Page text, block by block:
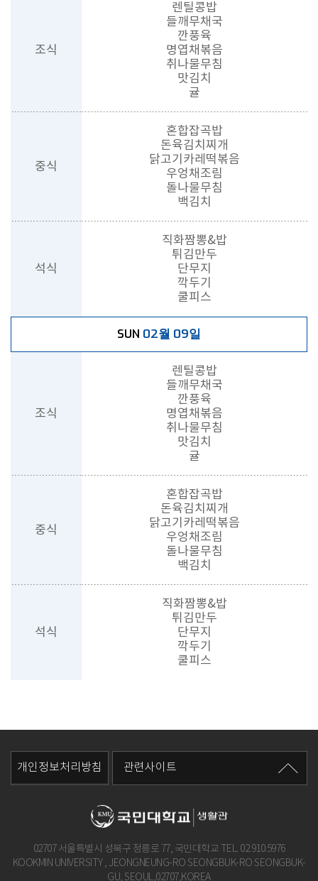
조식
렌틸콩밥
들깨무채국
깐풍육
명엽채볶음
취나물무침
맛김치
귤
중식
혼합잡곡밥
돈육김치찌개
닭고기카레떡볶음
우엉채조림
돌나물무침
백김치
석식
직화짬뽕&밥
튀김만두
단무지
깍두기
쿨피스
SUN 02월 09일
조식
렌틸콩밥
들깨무채국
깐풍육
명엽채볶음
취나물무침
맛김치
귤
중식
혼합잡곡밥
돈육김치찌개
닭고기카레떡볶음
우엉채조림
돌나물무침
백김치
석식
직화짬뽕&밥
튀김만두
단무지
깍두기
쿨피스
02707 서울특별시 성북구 정릉로 77, 국민대학교 TEL. 02.910.5976
KOOKMIN UNIVERSITY , JEONGNEUNG-RO SEONGBUK-RO SEONGBUK-
GU, SEOUL,02707,KOREA
개인정보처리방침 관련사이트